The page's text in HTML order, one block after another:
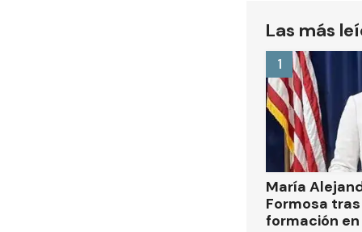
Las más
María
Formosa
formación
1